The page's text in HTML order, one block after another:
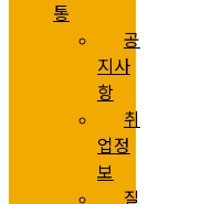
통
공
지사
항
취
업정
보
질